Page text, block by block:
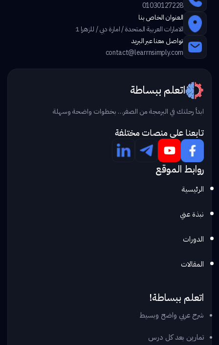
01030127228
العنوان الخاص بنا
الامارات العربية المتحدة / امارة دبي / للزهرا 1
تواصل معنا عبر البريد
contact@learrnsimply.com
اتعلم ببساطة
ابدأ رحلتك في البرمجة من الصفر… بخطوات واضحة وسهلة
تابعنا علي منصات مختلفة
روابط الموقع
الرئيسية
نبذة عني
الدورات
المقالات
اتعلم ببساطة!
شرح عربي واضح وبسيط
تمارين بعد كل درس